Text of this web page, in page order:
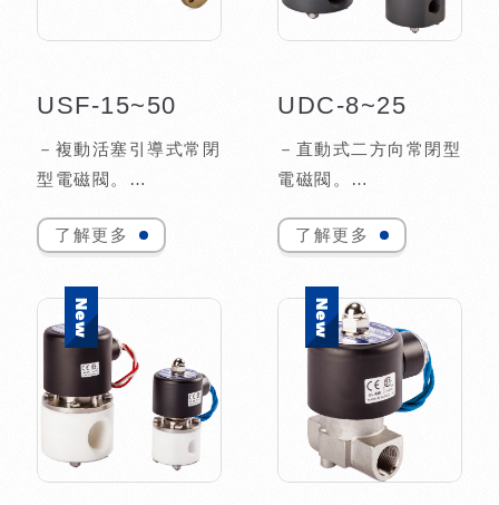
USF-15~50
－複動活塞引導式常閉
型電磁閥。
列，接式法蘭口。
油、輕油。
了解更多
UDC-8~25
－直動式二方向常閉型
電磁閥。
列。
操作。
－適用流體：水、空
－PVC材質閥體可耐
酸、鹼（PH值
3~11）。
了解更多